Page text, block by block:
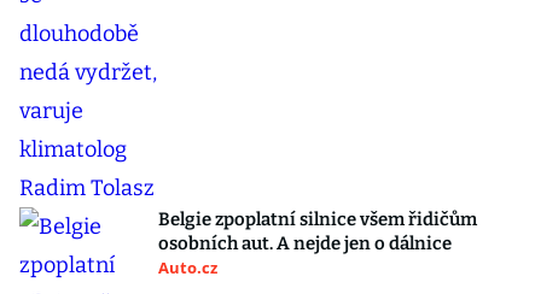
Belgie zpoplatní silnice všem řidičům
osobních aut. A nejde jen o dálnice
Auto.cz